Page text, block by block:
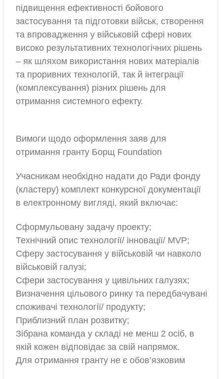
підвищення ефективності бойового
застосування та підготовки військ, створення
та впровадження у військовій сфері нових
високо результативних технологічних рішень
– як шляхом використання нових матеріалів
та проривних технологій, так й інтеграції
(комплексування) різних рішень для
отримання системного ефекту.
Вимоги щодо оформлення заяв для
отримання гранту Борщ Foundation
Учасникам необхідно надати до Ради фонду
(кластеру) комплект конкурсної документації
в електронному вигляді, який включає:
Сформульовану задачу проекту;
Технічний опис технології/ інновації/ MVP;
Сферу застосування у військовій чи навколо
військовій галузі;
Сфери застосування у цивільних галузях;
Визначення цільового ринку та передбачувані
споживачі технології/ продукту;
Приблизний план розвитку;
Зібрана команда у складі не менш 2 осіб, в
якій кожен відповідає за свій напрямок.
Для отримання гранту не є обов’язковим